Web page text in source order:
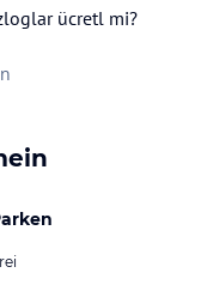
ücretl mi?